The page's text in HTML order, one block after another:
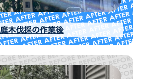
庭木伐採の作業後